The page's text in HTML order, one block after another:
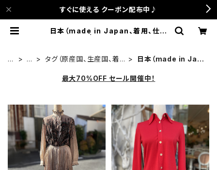
すぐに使える クーポン配布中♪
日本（made in Japan、着用、仕入
H
古
タグ（原産国、生産国、着
日本（made in Jap
最大70%OFF セール開催中！